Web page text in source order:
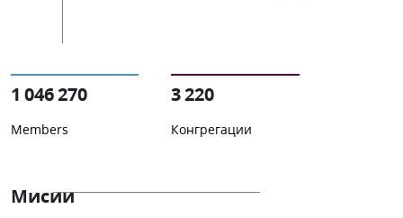
1 046 270
Members
3 220
Конгрегации
Мисии